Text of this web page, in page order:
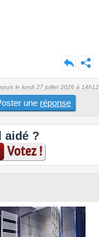
le lundi 27 juillet 2026 à 14h12
une réponse
aidé ?
Votez !